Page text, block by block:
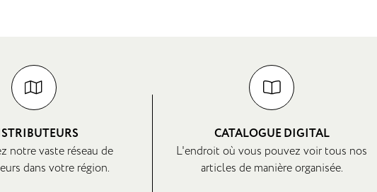
notre vaste réseau de
dans votre région.
CATALOGUE DIGITAL
L'endroit où vous pouvez voir tous nos
articles de manière organisée.